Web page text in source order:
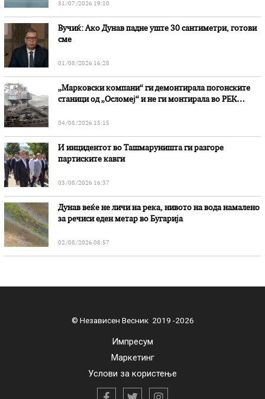
31/07/2026 19:10
Вучиќ: Ако Дунав падне уште 30 сантиметри, готови
сме
01/08/2026 16:28
„Марковски компани“ ги демонтирала погонските
станици од „Осломеј“ и не ги монтирала во РЕК
04/08/2026 15:15
И инцидентот во Ташмаруништa ги разгоре
партиските кавги
03/08/2026 16:37
Дунав веќе не личи на река, нивото на вода намалено
за речиси еден метар во Бугарија
02/08/2026 08:57
© Независен Весник 2019 -2026
Импресум
Маркетинг
Услови за користење